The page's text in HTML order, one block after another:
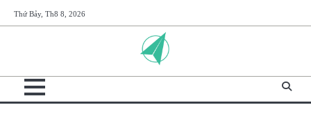
to
Thứ Bảy, Th8 8, 2026